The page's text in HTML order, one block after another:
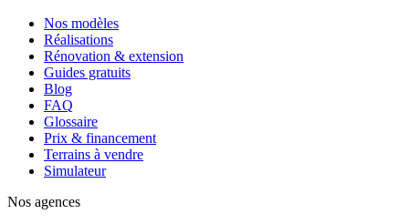
Nos modèles
Réalisations
Rénovation & extension
Guides gratuits
Blog
FAQ
Glossaire
Prix & financement
Terrains à vendre
Simulateur
Nos agences